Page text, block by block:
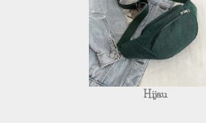
Hijau